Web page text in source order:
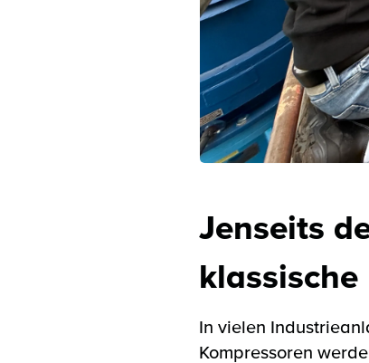
Jenseits
In vielen
Kompressoren